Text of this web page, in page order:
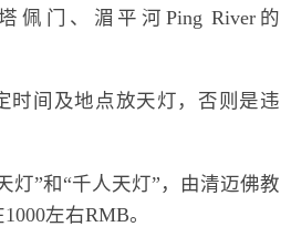
佩门、湄平河Ping River的
时间及地点放天灯，否则是违
灯”和“千人天灯”，由清迈佛教
左右RMB。